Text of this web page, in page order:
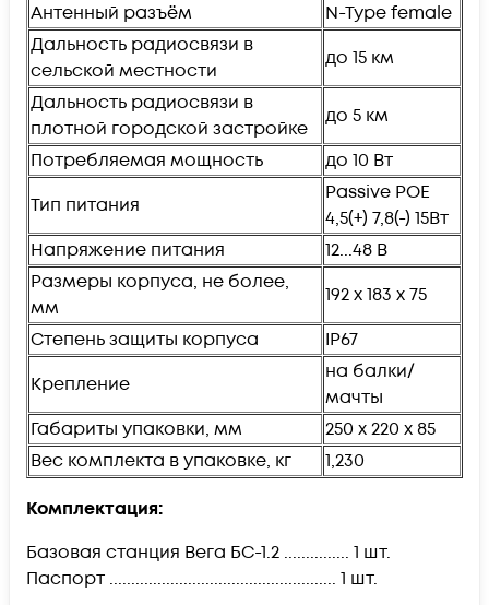
Антенный разъём
N-Type female
Дальность радиосвязи в
сельской местности
до 15 км
Дальность радиосвязи в
плотной городской застройке
до 5 км
Потребляемая мощность
до 10 Вт
Тип питания
Passive POE
4,5(+) 7,8(-) 15Вт
Напряжение питания
12...48 В
Размеры корпуса, не более,
мм
192 х 183 х 75
Степень защиты корпуса
IP67
Крепление
на балки/
мачты
Габариты упаковки, мм
250 х 220 х 85
Вес комплекта в упаковке, кг
1,230
Комплектация:
Базовая станция Вега БС-1.2 ............... 1 шт.
Паспорт .................................................... 1 шт.